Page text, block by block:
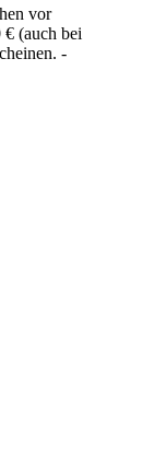
vor
€ (auch bei
-